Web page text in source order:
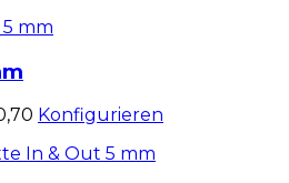
Konfigurieren